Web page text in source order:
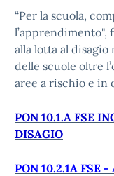
“Per la scuola,
l’apprendimento",
alla lotta al
delle scuole oltre
aree a rischio e in
PON 10.1.A FSE
DISAGIO
PON 10.2.1A FSE